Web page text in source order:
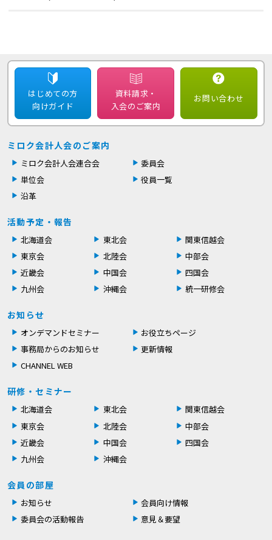
はじめての方
向けガイド
資料請求・
入会のご案内
お問い合わせ
ミロク会計人会のご案内
ミロク会計人会連合会
委員会
単位会
役員一覧
沿革
活動予定・報告
北海道会 東北会
関東信越会
東京会
北陸会
中部会
近畿会
中国会
四国会
九州会
沖縄会 統一研修会
お知らせ
オンデマンドセミナー
お役立ちページ
事務局からのお知らせ
更新情報
CHANNEL WEB
研修・セミナー
北海道会 東北会
関東信越会
東京会
北陸会
中部会
近畿会
中国会
四国会
九州会
沖縄会
会員の部屋
お知らせ
会員向け情報
委員会の活動報告
意見＆要望